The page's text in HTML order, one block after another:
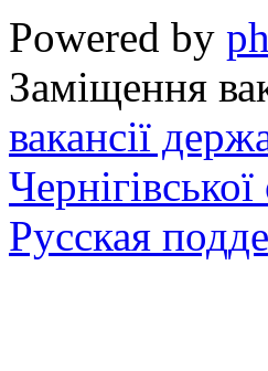
Powered by
Заміщення
вакансії
Чернігівської
Русская